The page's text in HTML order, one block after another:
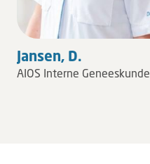
Jansen, D.
AIOS Interne Geneeskunde